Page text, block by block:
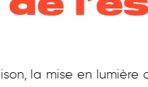
la mise en